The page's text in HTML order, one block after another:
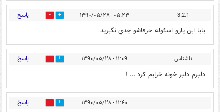
3.2.1 ۰۵:۲۳ - ۱۳۹۰/۰۵/۲۸ 0 پاسخ
بابا اين يارو اسكوله حرفاشو جدي نگيريد
ناشناس ۱۱:۰۹ - ۱۳۹۰/۰۵/۲۸ 0 پاسخ
دلبرم دلبر خونه خرابم کرد ... !
۱۱:۴۰ - ۱۳۹۰/۰۵/۲۸ 0 پاسخ